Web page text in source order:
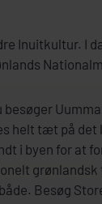
Inuitkultur. I
besøger
helt tæt på det
i byen for at
Besøg